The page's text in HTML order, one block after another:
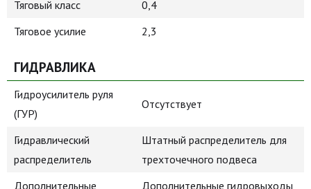
Тяговый класс
0,4
Тяговое усилие
2,3
ГИДРАВЛИКА
Гидроусилитель руля
(ГУР)
Отсутствует
Гидравлический
распределитель
Штатный распределитель для
трехточечного подвеса
Дополнительные
Дополнительные гидровыходы